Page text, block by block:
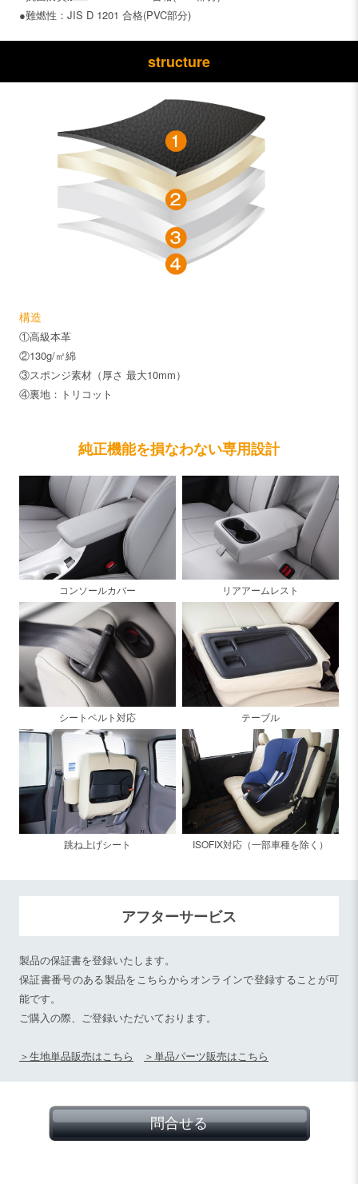
●難燃性：JIS D 1201 合格(PVC部分)
structure
構造
①高級本革
②130g/㎡綿
③スポンジ素材（厚さ 最大10mm）
④裏地：トリコット
純正機能を損なわない専用設計
コンソールカバー リアアームレスト
シートベルト対応 テーブル
跳ね上げシート ISOFIX対応（一部車種を除く）
アフターサービス
製品の保証書を登録いたします。
保証書番号のある製品をこちらからオンラインで登録することが可
能です。
ご購入の際、ご登録いただいております。
＞生地単品販売はこちら ＞単品パーツ販売はこちら
問合せる